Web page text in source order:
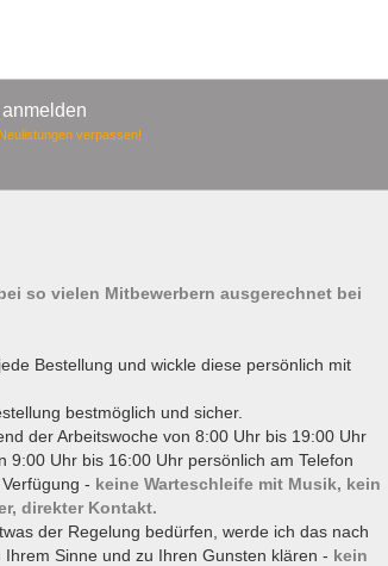
verpassen!
so vielen Mitbewerbern ausgerechnet bei
Bestellung und wickle diese persönlich mit
bestmöglich und sicher.
der Arbeitswoche von 8:00 Uhr bis 19:00 Uhr
9:00 Uhr bis 16:00 Uhr persönlich am Telefon
- keine Warteschleife mit Musik, kein
direkter Kontakt.
der Regelung bedürfen, werde ich das nach
Ihrem Sinne und zu Ihren Gunsten klären - kein